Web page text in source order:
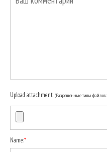
Upload attachment (Разрешенные типы файлов:
Name:*